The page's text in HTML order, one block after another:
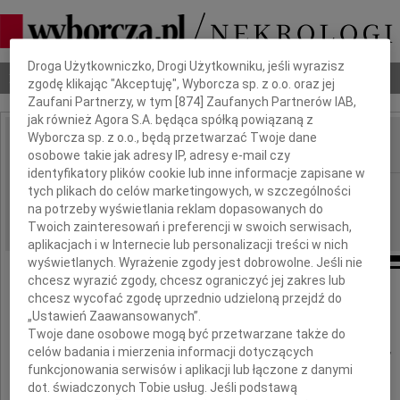
Nekrologi Odeszli Poradnik pogrzebowy
IMIĘ I NAZWISKO:
REGION: Łódź
DATA EMISJI: 23.04.2026
Wyrazy głębokiego współczucia
Dr Ilonie Bartosiak-Majcher
Dbamy o Twoją prywatność
Droga Użytkowniczko, Drogi Użytkowniku, jeśli wyrazisz
zgodę klikając "Akceptuję", Wyborcza sp. z o.o. oraz jej
Zaufani Partnerzy, w tym [874 ] Zaufanych Partnerów IAB,
jak również Agora S.A. będąca spółką powiązaną z
Wyborcza sp. z o.o., będą przetwarzać Twoje dane
osobowe takie jak adresy IP, adresy e-mail czy
identyfikatory plików cookie lub inne informacje zapisane w
tych plikach do celów marketingowych, w szczególności
na potrzeby wyświetlania reklam dopasowanych do
Twoich zainteresowań i preferencji w swoich serwisach,
aplikacjach i w Internecie lub personalizacji treści w nich
wyświetlanych. Wyrażenie zgody jest dobrowolne. Jeśli nie
chcesz wyrazić zgody, chcesz ograniczyć jej zakres lub
chcesz wycofać zgodę uprzednio udzieloną przejdź do
„Ustawień Zaawansowanych”.
Twoje dane osobowe mogą być przetwarzane także do
celów badania i mierzenia informacji dotyczących
funkcjonowania serwisów i aplikacji lub łączone z danymi
dot. świadczonych Tobie usług. Jeśli podstawą